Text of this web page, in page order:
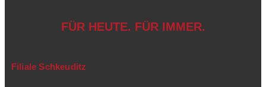
FÜR HEUTE. FÜR IMMER.
Filiale Schkeuditz